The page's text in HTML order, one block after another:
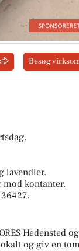
Besøg
lavendler.
mod kontanter.
Hedensted og
og giv en